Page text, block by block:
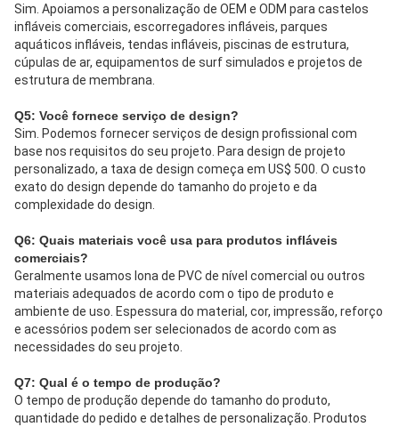
Sim. Apoiamos a personalização de OEM e ODM para castelos
infláveis ​​comerciais, escorregadores infláveis, parques
aquáticos infláveis, tendas infláveis, piscinas de estrutura,
cúpulas de ar, equipamentos de surf simulados e projetos de
estrutura de membrana.
Q5: Você fornece serviço de design?
Sim. Podemos fornecer serviços de design profissional com
base nos requisitos do seu projeto. Para design de projeto
personalizado, a taxa de design começa em US$ 500. O custo
exato do design depende do tamanho do projeto e da
complexidade do design.
Q6: Quais materiais você usa para produtos infláveis ​​
comerciais?
Geralmente usamos lona de PVC de nível comercial ou outros
materiais adequados de acordo com o tipo de produto e
ambiente de uso. Espessura do material, cor, impressão, reforço
e acessórios podem ser selecionados de acordo com as
necessidades do seu projeto.
Q7: Qual é o tempo de produção?
O tempo de produção depende do tamanho do produto,
quantidade do pedido e detalhes de personalização. Produtos